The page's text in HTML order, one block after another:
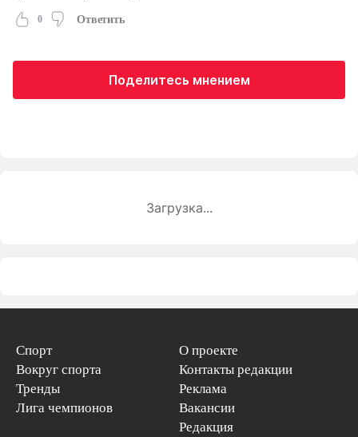
0 Ответить
Поделитесь мнением
Загрузка...
Спорт
Вокруг спорта
Тренды
Лига чемпионов
О проекте
Контакты редакции
Реклама
Вакансии
Редакция